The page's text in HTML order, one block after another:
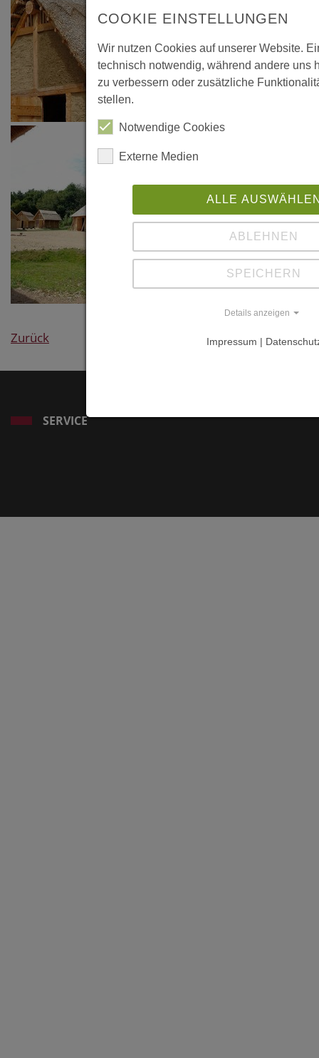
Zurück
SERVICE
COOKIE EINSTELLUNGEN
Wir nutzen Cookies auf unserer Website.
technisch notwendig, während andere uns
zu verbessern oder zusätzliche
stellen.
Notwendige Cookies
Externe Medien
ALLE
ABLEHNEN
SPEICHERN
Details anzeigen
Impressum |